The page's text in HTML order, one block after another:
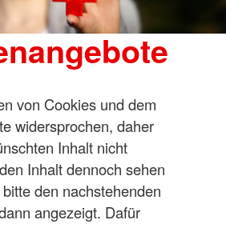
von Cookies und dem
widersprochen, daher
Inhalt nicht
Inhalt dennoch sehen
den nachstehenden
angezeigt. Dafür